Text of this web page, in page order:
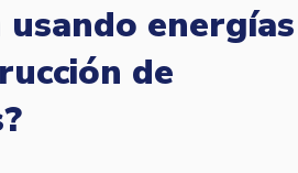
usando energías
de